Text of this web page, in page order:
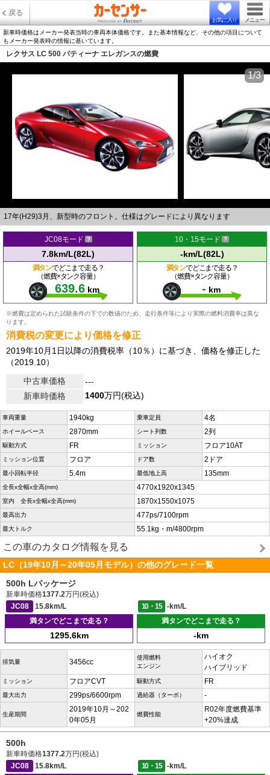
戻る
お気に入り メニュー
新車時価格はメーカー発表当時の車両本体価格です。また基本情報など、その他の項目について
もメーカー発表時の情報に基いています。
レクサス LC 500 パティーナ エレガンスの燃費
17年(H29)3月、新型時のフロント。仕様はグレードにより異なります
1/3
JC08モード
7.8km/L(82L)
満タンでどこまで走る？
（燃費×タンク容量）
639.6 km
10・15モード
-km/L(82L)
満タンでどこまで走る？
（燃費×タンク容量）
- km
※燃費は定められた試験条件の下での数値のため、走行条件等により実際の燃料消費率は異な
ります。
消費税の変更により価格を修正
2019年10月1日以降の消費税率（10％）に基づき、価格を修正した
（2019.10）
中古車価格
---
新車時価格
1400万円(税込)
車両重量 1940kg 乗車定員 4名
ホイールベース 2870mm シート列数 2列
駆動方式 FR ミッション フロア10AT
ミッション位置 フロア ドア数 2ドア
最小回転半径 5.4m 最低地上高 135mm
全長x全幅x全高(mm) 4770x1920x1345
室内 全長x全幅x全高(mm) 1870x1550x1075
最高出力 477ps/7100rpm
最大トルク 55.1kg・m/4800rpm
この車のカタログ情報を見る
LC（19年10月～20年05月モデル）の他のグレード一覧
500h Lパッケージ
新車時価格1377.2万円(税込)
JC08
15.8km/L 10・15
-km/L
満タンでどこまで走る？
1295.6km
満タンでどこまで走る？
-km
排気量 3456cc
使用燃料
エンジン
ハイオク
ハイブリッド
ミッション フロアCVT 駆動方式 FR
最大出力 299ps/6600rpm 過給器（ターボ） -
生産期間
2019年10月～202
0年05月
燃費性能
R02年度燃費基準
+20%達成
500h
新車時価格1377.2万円(税込)
JC08
15.8km/L 10・15
-km/L